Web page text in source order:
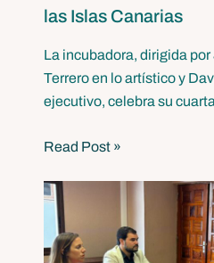
las Islas Canarias
La incubadora, dirigida
Terrero en lo artístico y
ejecutivo, celebra su
Read Post »